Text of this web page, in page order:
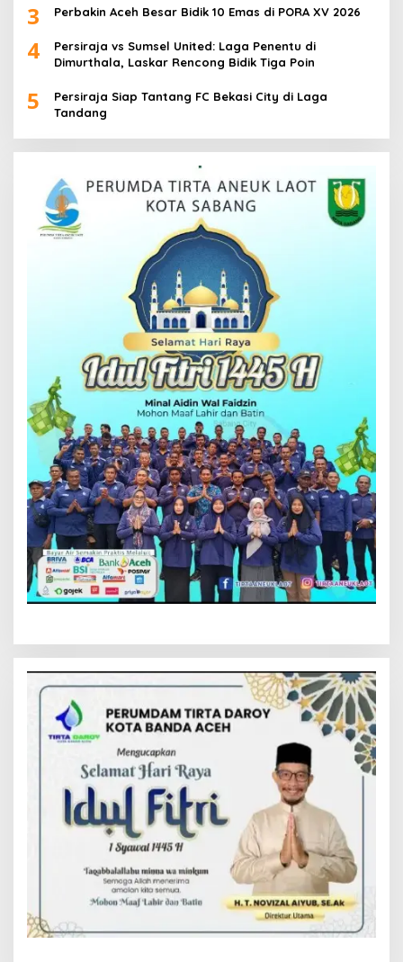
3 Perbakin Aceh Besar Bidik 10 Emas di PORA XV 2026
4
Persiraja vs Sumsel United: Laga Penentu di
Dimurthala, Laskar Rencong Bidik Tiga Poin
5
Persiraja Siap Tantang FC Bekasi City di Laga
Tandang